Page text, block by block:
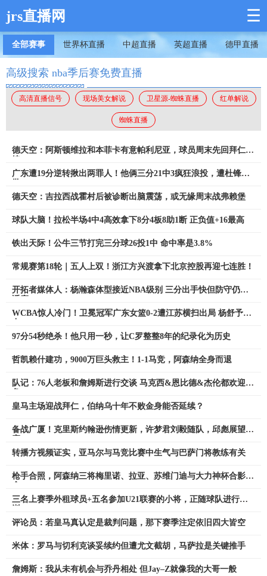
jrs直播网 ☰
全部赛事 世界杯直播 中超直播 英超直播 德甲直播
高级搜索 nba季后赛免费直播
高清直播信号 现场美女解说 卫星源-蜘蛛直播 红单解说
蜘蛛直播
德天空：阿斯顿维拉和本菲卡有意帕利尼亚，球员周末先回拜仁训
广东遭19分逆转揪出两罪人！他俩三分21中3疯狂浪投，遭杜锋怒
德天空：吉拉西战霍村后被诊断出脑震荡，或无缘周末战弗赖堡
球队大脑！拉松半场4中4高效拿下8分4板8助1断 正负值+16最高
铁出天际！公牛三节打完三分球26投1中 命中率是3.8%
常规赛第18轮｜五人上双！浙江方兴渡拿下北京控股再迎七连胜！
开拓者媒体人：杨瀚森体型接近NBA级别 三分出手快但防守仍需
WCBA惊人冷门！卫冕冠军广东女篮0-2遭江苏横扫出局 杨舒予15
97分54秒绝杀！他只用一秒，让C罗整整8年的纪录化为历史
哲凯赖什建功，9000万巨头救主！1-1马竞，阿森纳全身而退
队记：76人老板和詹姆斯进行交谈 马克西&恩比德&杰伦都欢迎老
皇马主场迎战拜仁，伯纳乌十年不败金身能否延续？
备战广厦！克里斯约翰逊伤情更新，许梦君刘毅随队，邱彪展望比
转播方视频证实，亚马尔与马竞比赛中生气与巴萨门将教练有关
枪手合照，阿森纳三将梅里诺、拉亚、苏维门迪与大力神杯合影留
三名上赛季外租球员+五名参加U21联赛的小将，正随球队进行冬
评论员：若皇马真认定是裁判问题，那下赛季注定依旧四大皆空
米体：罗马与切利克谈妥续约但遭尤文截胡，马萨拉是关键推手
詹姆斯：我从未有机会与乔丹相处 但Jay–Z就像我的大哥一般